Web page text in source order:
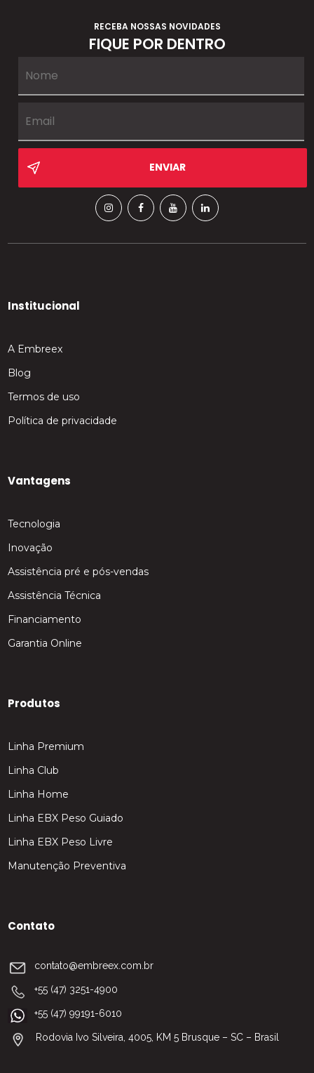
RECEBA NOSSAS NOVIDADES
FIQUE POR DENTRO
Institucional
A Embreex
Blog
Termos de uso
Política de privacidade
Vantagens
Tecnologia
Inovação
Assistência pré e pós-vendas
Assistência Técnica
Financiamento
Garantia Online
Produtos
Linha Premium
Linha Club
Linha Home
Linha EBX Peso Guiado
Linha EBX Peso Livre
Manutenção Preventiva
Contato
contato@embreex.com.br
+55 (47) 3251-4900
+55 (47) 99191-6010
Rodovia Ivo Silveira, 4005, KM 5 Brusque – SC – Brasil